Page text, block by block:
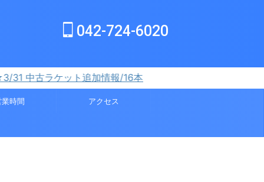
042-724-6020
ラケット追加情報/16本
業時間 アクセス